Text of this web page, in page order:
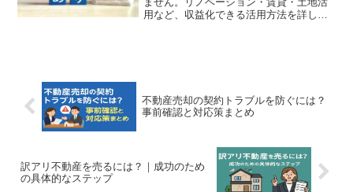
用など、収益化できる活用方法を詳しく
不動産売却の契約トラブルを防ぐには？
事前確認と対応策まとめ
訳アリ不動産を売るには？｜成功のため
の具体的なステップ